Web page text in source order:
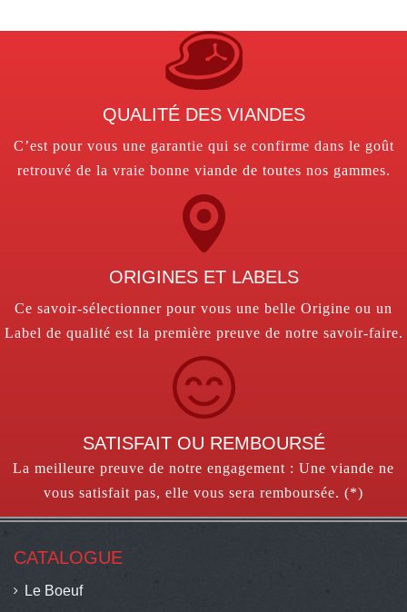
QUALITÉ DES VIANDES
C’est pour vous une garantie qui se confirme dans le goût
retrouvé de la vraie bonne viande de toutes nos gammes.
ORIGINES ET LABELS
Ce savoir-sélectionner pour vous une belle Origine ou un
Label de qualité est la première preuve de notre savoir-faire.
SATISFAIT OU REMBOURSÉ
La meilleure preuve de notre engagement : Une viande ne
vous satisfait pas, elle vous sera remboursée. (*)
CATALOGUE
Le Boeuf